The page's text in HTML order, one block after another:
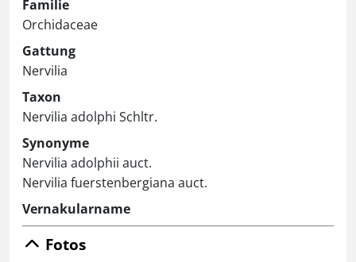
Familie
Orchidaceae
Gattung
Nervilia
Taxon
Nervilia adolphi Schltr.
Synonyme
Nervilia adolphii auct.
Nervilia fuerstenbergiana auct.
Vernakularname
Fotos